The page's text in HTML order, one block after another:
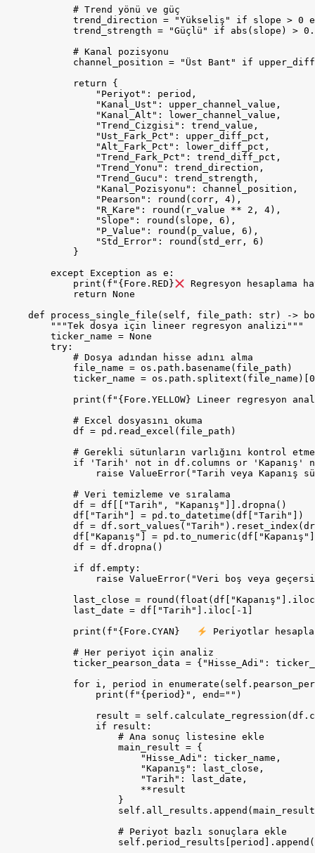
            # Trend yönü ve güç
trend_direction = "Yükseliş" if slope > 0
trend_strength = "Güçlü" if abs(slope) >
            # Kanal pozisyonu
channel_position = "Üst Bant" if
            return {
                "Periyot": period,
                "Kanal_Ust": upper_channel_value,
                "Kanal_Alt": lower_channel_value,
                "Trend_Cizgisi": trend_value,
                "Ust_Fark_Pct": upper_diff_pct,
                "Alt_Fark_Pct": lower_diff_pct,
                "Trend_Fark_Pct": trend_diff_pct,
                "Trend_Yonu": trend_direction,
                "Trend_Gucu": trend_strength,
                "Kanal_Pozisyonu": channel_position,
                "Pearson": round(corr, 4),
                "R_Kare": round(r_value ** 2, 4),
                "Slope": round(slope, 6),
                "P_Value": round(p_value, 6),
                "Std_Error": round(std_err, 6)
            }
        except Exception as e:
            print(f"{Fore.RED}
Regresyon
            return None
def process_single_file(self, file_path: str) ->
        """Tek dosya için lineer regresyon analizi"""
        ticker_name = None
        try:
            # Dosya adından hisse adını alma
            file_name = os.path.basename(file_path)
ticker_name =
print(f"{Fore.YELLOW} Lineer regresyon
            # Excel dosyasını okuma
            df = pd.read_excel(file_path)
            # Gerekli sütunların varlığını kontrol etme
if 'Tarih' not in df.columns or 'Kapanış'
raise ValueError("Tarih veya Kapanış
            # Veri temizleme ve sıralama
            df = df[["Tarih", "Kapanış"]].dropna()
            df["Tarih"] = pd.to_datetime(df["Tarih"])
df =
df["Kapanış"] =
            df = df.dropna()
            if df.empty:
raise ValueError("Veri boş veya
last_close =
            last_date = df["Tarih"].iloc[-1]
            print(f"{Fore.CYAN}
Periyotlar
            # Her periyot için analiz
ticker_pearson_data = {"Hisse_Adi":
for i, period in
                print(f"{period}", end="")
result =
                if result:
                    # Ana sonuç listesine ekle
                    main_result = {
                        "Hisse_Adi": ticker_name,
                        "Kapanış": last_close,
                        "Tarih": last_date,
                        **result
                    }
                    # Periyot bazlı sonuçlara ekle